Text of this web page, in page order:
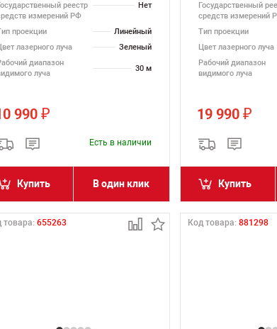
реестр
измерений РФ
Нет
проекции
Линейный
лазерного луча
Зеленый
диапазон
луча
30 м
990 ₽
Есть в наличии
Купить В один клик
Государственный
средств измерений
Тип проекции
Цвет лазерного луча
Рабочий диапазон
видимого луча
19 990 ₽
Купить
товара: 655263 Код товара: 881298